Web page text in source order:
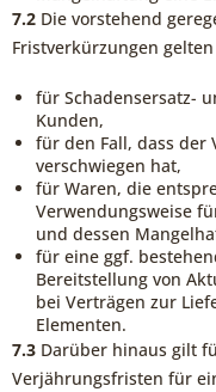
7.2 Die vorstehend
Fristverkürzungen
für Schadensersatz-
Kunden,
für den Fall, dass der
verschwiegen hat,
für Waren, die
Verwendungsweise
und dessen
für eine ggf.
Bereitstellung von
bei Verträgen zur
Elementen.
7.3 Darüber hinaus gilt
Verjährungsfristen für